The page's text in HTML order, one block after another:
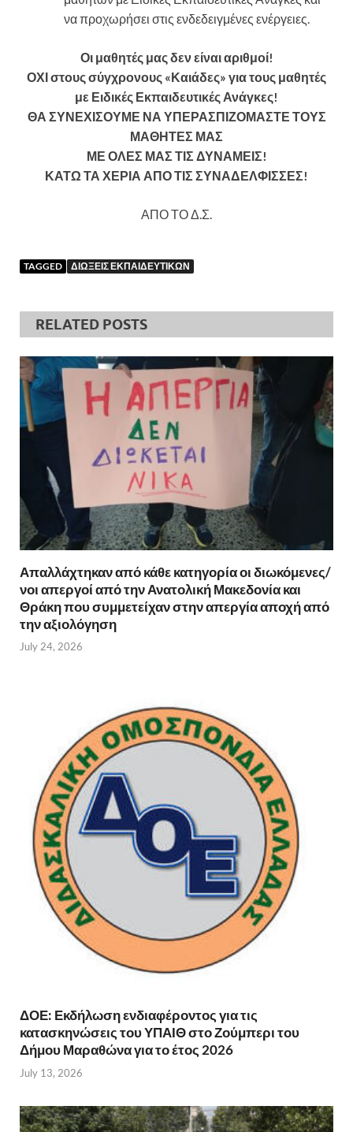
να προχωρήσει στις ενδεδειγμένες ενέργειες.
Οι μαθητές μας δεν είναι αριθμοί!
ΟΧΙ στους σύγχρονους «Καιάδες» για τους μαθητές
με Ειδικές Εκπαιδευτικές Ανάγκες!
ΘΑ ΣΥΝΕΧΙΣΟΥΜΕ ΝΑ ΥΠΕΡΑΣΠΙΖΟΜΑΣΤΕ ΤΟΥΣ
ΜΑΘΗΤΕΣ ΜΑΣ
ΜΕ ΟΛΕΣ ΜΑΣ ΤΙΣ ΔΥΝΑΜΕΙΣ!
ΚΑΤΩ ΤΑ ΧΕΡΙΑ ΑΠΟ ΤΙΣ ΣΥΝΑΔΕΛΦΙΣΣΕΣ!
ΑΠΟ ΤΟ Δ.Σ.
TAGGED ΔΙΩΞΕΙΣ ΕΚΠΑΙΔΕΥΤΙΚΩΝ
RELATED POSTS
Απαλλάχτηκαν από κάθε κατηγορία οι διωκόμενες/
νοι απεργοί από την Ανατολική Μακεδονία και
Θράκη που συμμετείχαν στην απεργία αποχή από
την αξιολόγηση
July 24, 2026
ΔΟΕ: Εκδήλωση ενδιαφέροντος για τις
κατασκηνώσεις του ΥΠΑΙΘ στο Ζούμπερι του
Δήμου Μαραθώνα για το έτος 2026
July 13, 2026